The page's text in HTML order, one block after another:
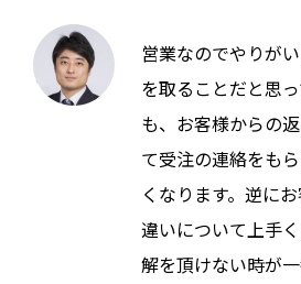
営業なのでやりが
を取ることだと思
も、お客様からの
て受注の連絡をも
くなります。逆に
違いについて上手
解を頂けない時が